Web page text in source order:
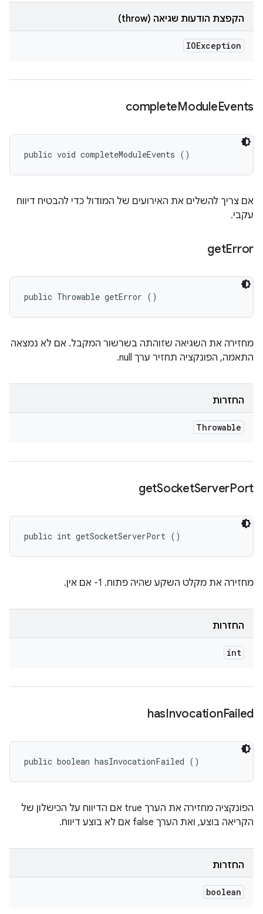
הקפצת הודעות שגיאה (throw)
IOException
completeModuleEvents
public void completeModuleEvents ()
אם צריך להשלים את האירועים של המודול כדי להבטיח דיווח
עקבי.
getError
public Throwable getError ()
מחזירה את השגיאה שזוהתה בשרשור המקבל. אם לא נמצאה
התאמה, הפונקציה תחזיר ערך null.
החזרות
Throwable
getSocketServerPort
public int getSocketServerPort ()
מחזירה את מקלט השקע שהיה פתוח. ‫‎-1 אם אין.
החזרות
int
hasInvocationFailed
public boolean hasInvocationFailed ()
הפונקציה מחזירה את הערך true אם הדיווח על הכישלון של
הקריאה בוצע, ואת הערך false אם לא בוצע דיווח.
החזרות
boolean